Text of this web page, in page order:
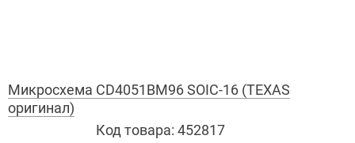
Микросхема CD4051BM96 SOIC-16 (TEXAS
оригинал)
Код товара: 452817